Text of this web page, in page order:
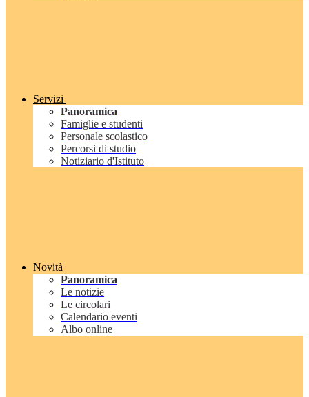
Servizi
Panoramica
Famiglie e studenti
Personale scolastico
Percorsi di studio
Notiziario d'Istituto
Novità
Panoramica
Le notizie
Le circolari
Calendario eventi
Albo online